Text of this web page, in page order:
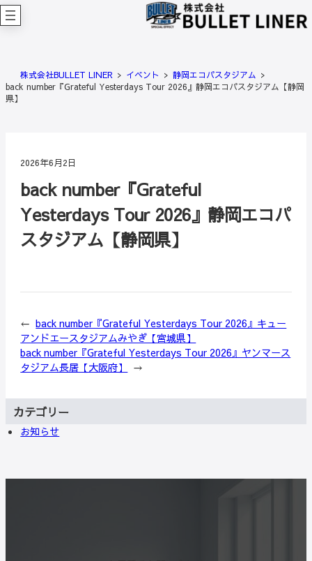
内
容
ッ
プ
株式会社BULLET LINER イベント
静岡エコパスタジアム
back number『Grateful Yesterdays Tour 2026』静岡エコパスタジアム【静岡
県】
2026年6月2日
back number『Grateful
Yesterdays Tour 2026』静岡エコパ
スタジアム【静岡県】
← back number『Grateful Yesterdays Tour 2026』キュー
アンドエースタジアムみやぎ【宮城県】
back number『Grateful Yesterdays Tour 2026』ヤンマース
タジアム長居【大阪府】
→
カテゴリー
お知らせ